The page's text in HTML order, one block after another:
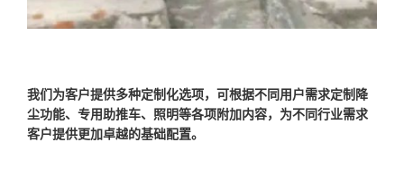
我们为客户提供多种定制化选项，可根据不同用户需求定制降
尘功能、专用助推车、照明等各项附加内容，为不同行业需求
客户提供更加卓越的基础配置。